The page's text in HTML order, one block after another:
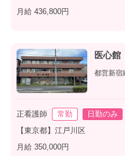
月給 436,800円
医心
都営新
正看護師 常勤 日勤のみ
【東京都】江戸川区
月給 350,000円